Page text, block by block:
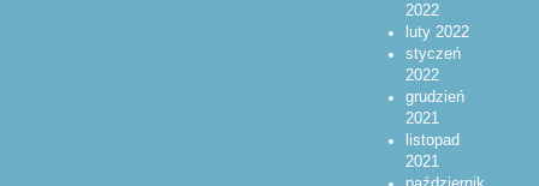
2022
luty 2022
styczeń
2022
grudzień
2021
listopad
2021